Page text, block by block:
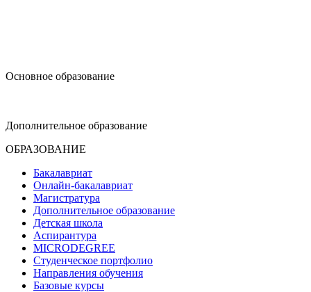
Основное образование
Дополнительное образование
ОБРАЗОВАНИЕ
Бакалавриат
Онлайн-бакалавриат
Магистратура
Дополнительное образование
Детская школа
Аспирантура
MICRODEGREE
Студенческое портфолио
Направления обучения
Базовые курсы